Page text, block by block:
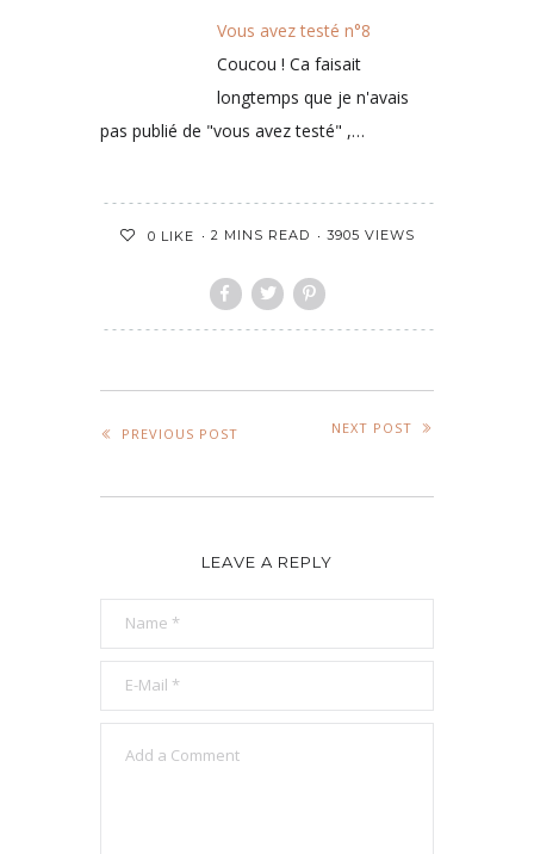
Vous avez testé n°8
Coucou ! Ca faisait
longtemps que je n'avais
pas publié de "vous avez testé" ,…
0 LIKE 2 MINS READ 3905 VIEWS
PREVIOUS POST NEXT POST
LEAVE A REPLY